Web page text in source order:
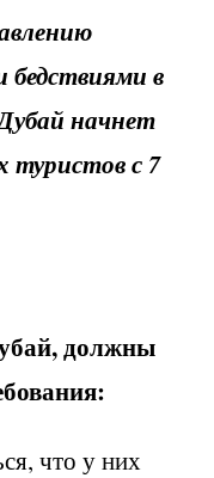
в
начнет
с 7
должны
что у них